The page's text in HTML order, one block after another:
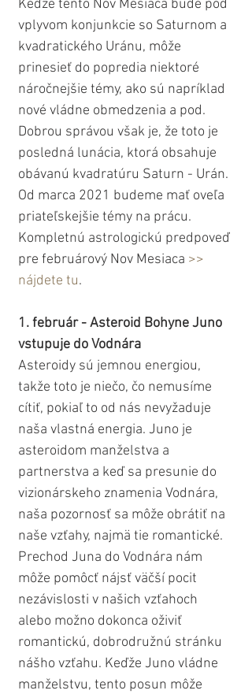
Keďže tento Nov Mesiaca bude pod
vplyvom konjunkcie so Saturnom a
kvadratického Uránu, môže
prinesieť do popredia niektoré
náročnejšie témy, ako sú napríklad
nové vládne obmedzenia a pod.
Dobrou správou však je, že toto je
posledná lunácia, ktorá obsahuje
obávanú kvadratúru Saturn - Urán.
Od marca 2021 budeme mať oveľa
priateľskejšie témy na prácu.
Kompletnú astrologickú predpoveď
pre februárový Nov Mesiaca >>
nájdete tu.
1. február - Asteroid Bohyne Juno
vstupuje do Vodnára
Asteroidy sú jemnou energiou,
takže toto je niečo, čo nemusíme
cítiť, pokiaľ to od nás nevyžaduje
naša vlastná energia. Juno je
asteroidom manželstva a
partnerstva a keď sa presunie do
vizionárskeho znamenia Vodnára,
naša pozornosť sa môže obrátiť na
naše vzťahy, najmä tie romantické.
Prechod Juna do Vodnára nám
môže pomôcť nájsť väčší pocit
nezávislosti v našich vzťahoch
alebo možno dokonca oživiť
romantickú, dobrodružnú stránku
nášho vzťahu. Keďže Juno vládne
manželstvu, tento posun môže